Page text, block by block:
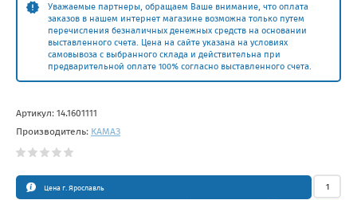
Уважаемые партнеры, обращаем Ваше внимание, что оплата
заказов в нашем интернет магазине возможна только путем
перечисления безналичных денежных средств на основании
выставленного счета. Цена на сайте указана на условиях
самовывоза с выбранного склада и действительна при
предварительной оплате 100% согласно выставленного счета.
Артикул: 14.1601111
Производитель: КАМАЗ
Цена г. Ярославль